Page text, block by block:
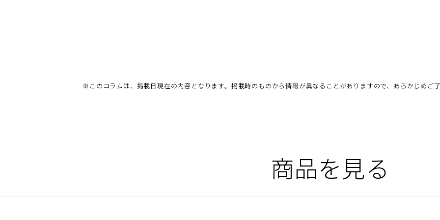
※ このコラムは、掲載日現在の内容となります。掲載時のものから情報が異なることがありますので、あらかじめご了
商品を見る